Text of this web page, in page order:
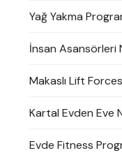
Yağ Yakma
İnsan Asansörleri
Makaslı Lift
Kartal Evden Eve
Evde Fitness